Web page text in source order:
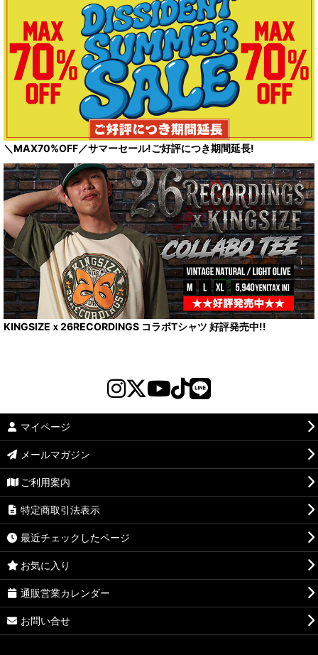
＼MAX70%OFF／サマーセール!ご好評につき期間延長!
KINGSIZEｘ26RECORDINGS コラボTシャツ 好評発売中!!
マイページ
メールマガジン
ご利用案内
特定商取引法表示
最近チェックしたページ
お気に入り
通販営業カレンダー
お問い合せ